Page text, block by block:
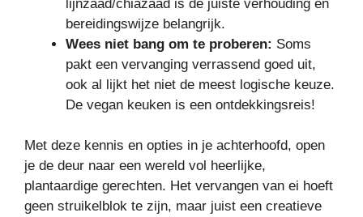
lijnzaad/chiazaad is de juiste verhouding en
bereidingswijze belangrijk.
Wees niet bang om te proberen: Soms
pakt een vervanging verrassend goed uit,
ook al lijkt het niet de meest logische keuze.
De vegan keuken is een ontdekkingsreis!
Met deze kennis en opties in je achterhoofd, open
je de deur naar een wereld vol heerlijke,
plantaardige gerechten. Het vervangen van ei hoeft
geen struikelblok te zijn, maar juist een creatieve